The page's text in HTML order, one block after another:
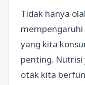
Tidak hanya
yang kita
penting.
otak kita